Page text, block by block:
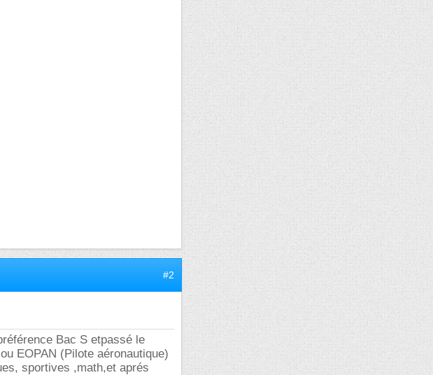
#2
Bac S etpassé le
EOPAN (Pilote aéronautique)
sportives ,math,et aprés